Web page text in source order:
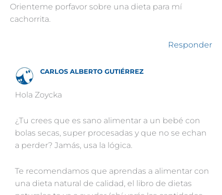
Orienteme porfavor sobre una dieta para mí
cachorrita.
Responder
CARLOS ALBERTO GUTIÉRREZ
Hola Zoycka
¿Tu crees que es sano alimentar a un bebé con
bolas secas, super procesadas y que no se echan
a perder? Jamás, usa la lógica.
Te recomendamos que aprendas a alimentar con
una dieta natural de calidad, el libro de dietas